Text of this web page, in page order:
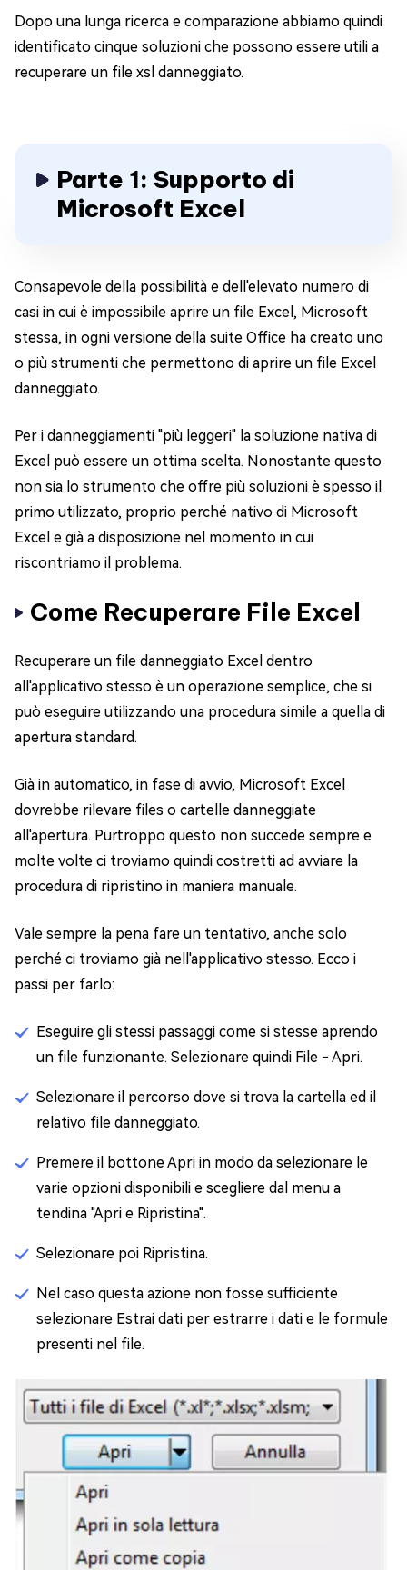
Dopo una lunga ricerca e comparazione abbiamo quindi
identificato cinque soluzioni che possono essere utili a
recuperare un file xsl danneggiato.
Parte 1: Supporto di
Microsoft Excel
Consapevole della possibilità e dell'elevato numero di
casi in cui è impossibile aprire un file Excel, Microsoft
stessa, in ogni versione della suite Office ha creato uno
o più strumenti che permettono di aprire un file Excel
danneggiato.
Per i danneggiamenti "più leggeri" la soluzione nativa di
Excel può essere un ottima scelta. Nonostante questo
non sia lo strumento che offre più soluzioni è spesso il
primo utilizzato, proprio perché nativo di Microsoft
Excel e già a disposizione nel momento in cui
riscontriamo il problema.
Come Recuperare File Excel
Recuperare un file danneggiato Excel dentro
all'applicativo stesso è un operazione semplice, che si
può eseguire utilizzando una procedura simile a quella di
apertura standard.
Già in automatico, in fase di avvio, Microsoft Excel
dovrebbe rilevare files o cartelle danneggiate
all'apertura. Purtroppo questo non succede sempre e
molte volte ci troviamo quindi costretti ad avviare la
procedura di ripristino in maniera manuale.
Vale sempre la pena fare un tentativo, anche solo
perché ci troviamo già nell'applicativo stesso. Ecco i
passi per farlo:
Eseguire gli stessi passaggi come si stesse aprendo
un file funzionante. Selezionare quindi File - Apri.
Selezionare il percorso dove si trova la cartella ed il
relativo file danneggiato.
Premere il bottone Apri in modo da selezionare le
varie opzioni disponibili e scegliere dal menu a
tendina "Apri e Ripristina".
Selezionare poi Ripristina.
Nel caso questa azione non fosse sufficiente
selezionare Estrai dati per estrarre i dati e le formule
presenti nel file.